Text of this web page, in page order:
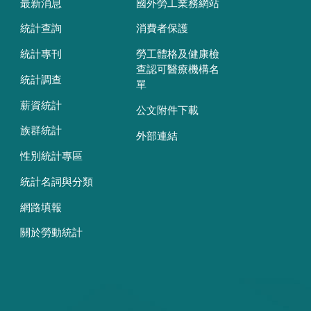
最新消息
統計查詢
統計專刊
統計調查
薪資統計
族群統計
性別統計專區
統計名詞與分類
網路填報
關於勞動統計
國外勞工業務網站
消費者保護
勞工體格及健康檢
查認可醫療機構名
單
公文附件下載
外部連結